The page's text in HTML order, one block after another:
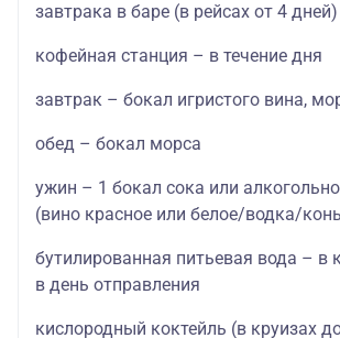
завтрака в баре (в рейсах от 4 дней)
кофейная станция – в течение дня
завтрак – бокал игристого вина,
обед – бокал морса
ужин – 1 бокал сока или
(вино красное или белое/водка/
бутилированная питьевая вода – в
в день отправления
кислородный коктейль (в круизах